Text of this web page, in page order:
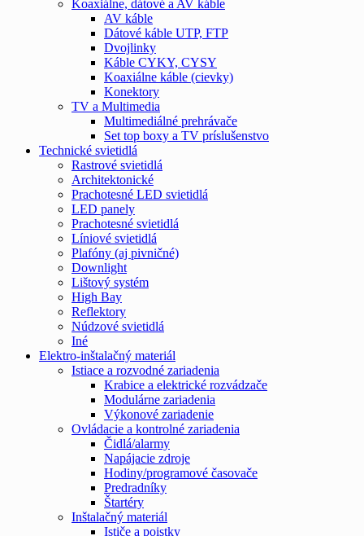
Koaxiálne, dátové a AV káble
AV káble
Dátové káble UTP, FTP
Dvojlinky
Káble CYKY, CYSY
Koaxiálne káble (cievky)
Konektory
TV a Multimedia
Multimediálné prehrávače
Set top boxy a TV príslušenstvo
Technické svietidlá
Rastrové svietidlá
Architektonické
Prachotesné LED svietidlá
LED panely
Prachotesné svietidlá
Líniové svietidlá
Plafóny (aj pivničné)
Downlight
Lištový systém
High Bay
Reflektory
Núdzové svietidlá
Iné
Elektro-inštalačný materiál
Istiace a rozvodné zariadenia
Krabice a elektrické rozvádzače
Modulárne zariadenia
Výkonové zariadenie
Ovládacie a kontrolné zariadenia
Čidlá/alarmy
Napájacie zdroje
Hodiny/programové časovače
Predradníky
Štartéry
Inštalačný materiál
Ističe a poistky